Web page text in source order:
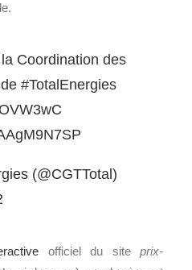
Coordination des
de #TotalEnergies
(@CGTTotal)
officiel du siteprix-